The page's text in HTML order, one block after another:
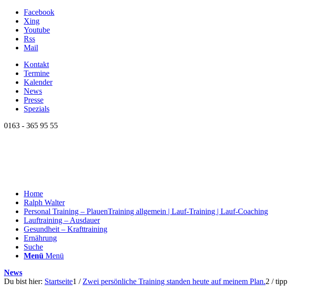
Facebook
Xing
Youtube
Rss
Mail
Kontakt
Termine
Kalender
News
Presse
Spezials
0163 - 365 95 55
Home
Ralph Walter
Personal Training – PlauenTraining allgemein | Lauf-Training | Lauf-Coaching
Lauftraining – Ausdauer
Gesundheit – Krafttraining
Ernährung
Suche
Menü Menü
News
Du bist hier: Startseite1 / Zwei persönliche Training standen heute auf meinem Plan.2 / tipp